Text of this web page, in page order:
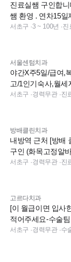
진료실쌤 구인합
쌤 환영 . 연차15일
사용
서초구 ·3 ~ 100년 ·진
서울센텀치과
야간X주5일/급여,
고/1인기숙사,월세
장님,데스크,진료
서초구 ·경력무관·
방배클린치과
내방역 근처 [방배
구인 (화목고정알
서초구 ·경력무관·
고르다치과
[이 월급이면 입사
적어주세요-수술
서초구 ·경력무관·수